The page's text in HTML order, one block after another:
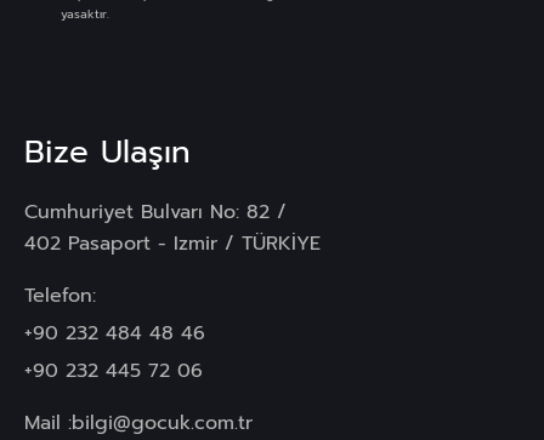
yasaktır.
Bize Ulaşın
Cumhuriyet Bulvarı No: 82 /
402 Pasaport - Izmir / TÜRKİYE
Telefon:
+90 232 484 48 46
+90 232 445 72 06
Mail :bilgi@gocuk.com.tr